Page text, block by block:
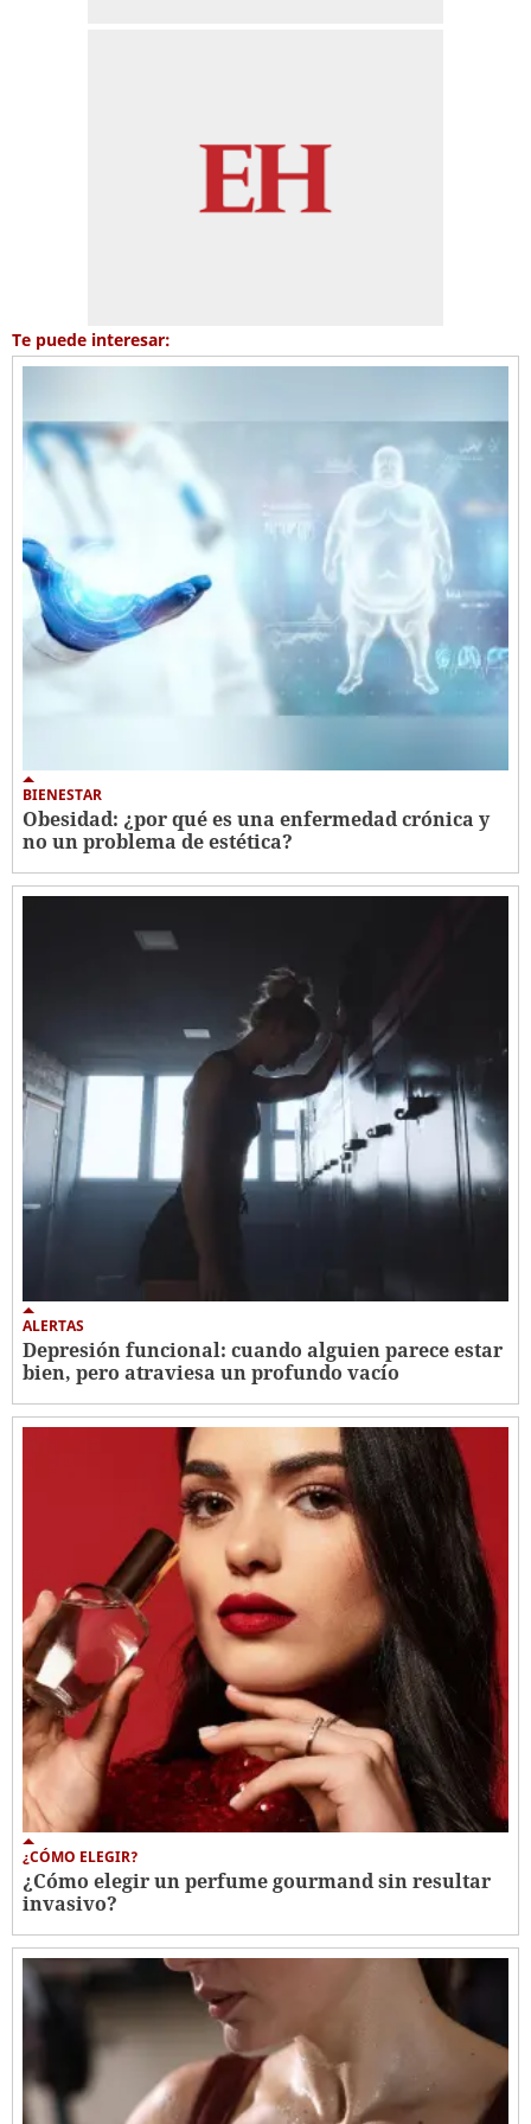
Te puede interesar:
BIENESTAR
Obesidad: ¿por qué es una enfermedad crónica y
no un problema de estética?
ALERTAS
Depresión funcional: cuando alguien parece estar
bien, pero atraviesa un profundo vacío
¿CÓMO ELEGIR?
¿Cómo elegir un perfume gourmand sin resultar
invasivo?